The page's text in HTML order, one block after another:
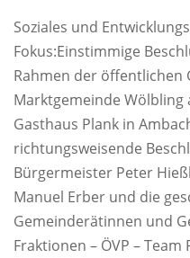
Soziales und
Fokus:Einstimmige
Rahmen der öffentlichen
Marktgemeinde Wölbling
Gasthaus Plank in
richtungsweisende
Bürgermeister Peter
Manuel Erber und die
Gemeinderätinnen und
Fraktionen – ÖVP –